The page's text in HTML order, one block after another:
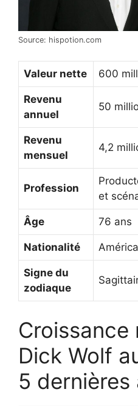
Source: hispotion.com
Valeur nette 600
Revenu
annuel
50
Revenu
mensuel
4,2
Profession
et
Âge 76 ans
Nationalité
Signe du
zodiaque
Croissance
Dick Wolf
5 dernières